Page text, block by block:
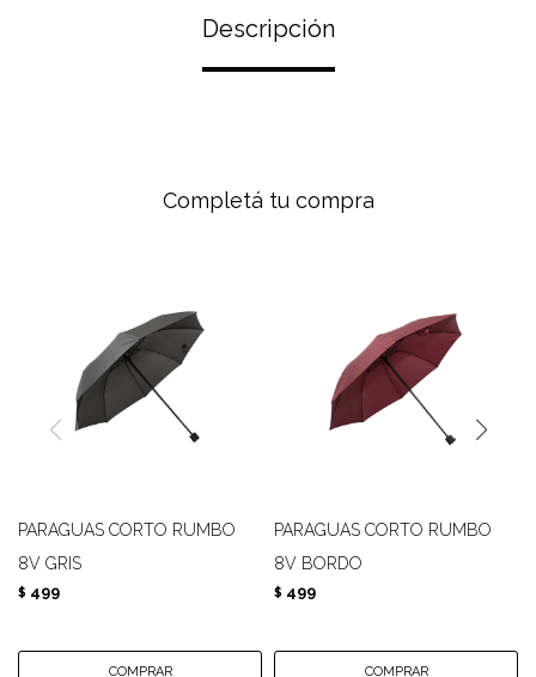
Descripción
Completá tu compra
PARAGUAS CORTO RUMBO
8V GRIS
$ 499
PARAGUAS CORTO RUMBO
8V BORDO
$ 499